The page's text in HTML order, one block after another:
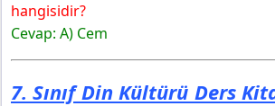
hangisidir?
Cevap: A) Cem
7. Sınıf Din Kültürü Ders